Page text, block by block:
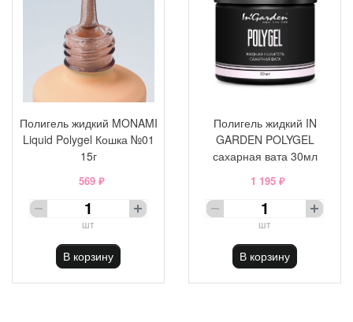
Полигель жидкий MONAMI
Liquid Polygel Кошка №01
15г
569 ₽
шт
В корзину
Полигель жидкий IN
GARDEN POLYGEL
сахарная вата 30мл
1 195 ₽
шт
В корзину